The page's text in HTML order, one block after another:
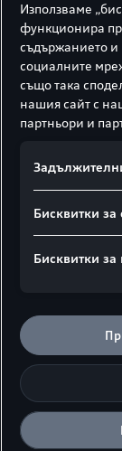
от
дизайн: това
Използваме
функционира
съдържанието и
социалните
също така
нашия сайт с
партньори и
Бисквитки за
Бисквитки